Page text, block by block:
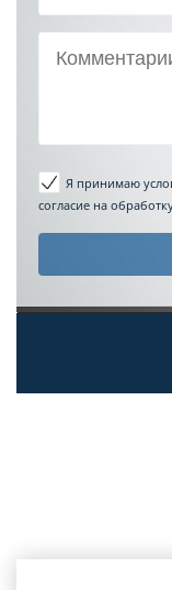
Я принимаю
согласие на